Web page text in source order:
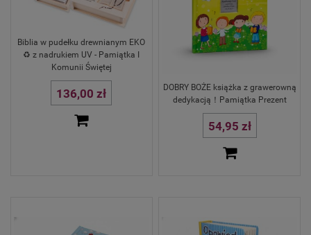
Biblia w pudełku drewnianym EKO
♻ z nadrukiem UV - Pamiątka I
Komunii Świętej
136,00 zł
DOBRY BOŻE książka z grawerowną
dedykacją！Pamiątka Prezent
54,95 zł